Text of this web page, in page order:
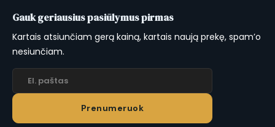
Gauk geriausius pasiūlymus pirmas
Kartais atsiunčiam gerą kainą, kartais naują prekę, spam’o
nesiunčiam.
Prenumeruok